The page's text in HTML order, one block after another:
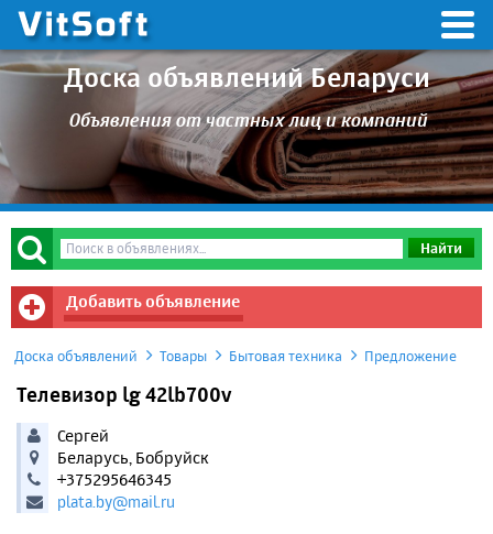
Доска объявлений Беларуси
Объявления от частных лиц и компаний
Добавить объявление
Доска объявлений Товары Бытовая техника Предложение
Телевизор lg 42lb700v
Сергей
Беларусь, Бобруйск
+375295646345
plata.by@mail.ru